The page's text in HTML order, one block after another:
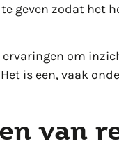
geven zodat het
om
is een, vaak
van